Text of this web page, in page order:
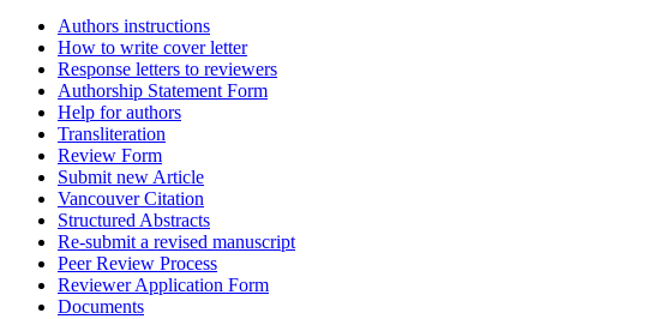
Authors instructions
How to write cover letter
Response letters to reviewers
Authorship Statement Form
Help for authors
Transliteration
Review Form
Submit new Article
Vancouver Citation
Structured Abstracts
Re-submit a revised manuscript
Peer Review Process
Reviewer Application Form
Documents